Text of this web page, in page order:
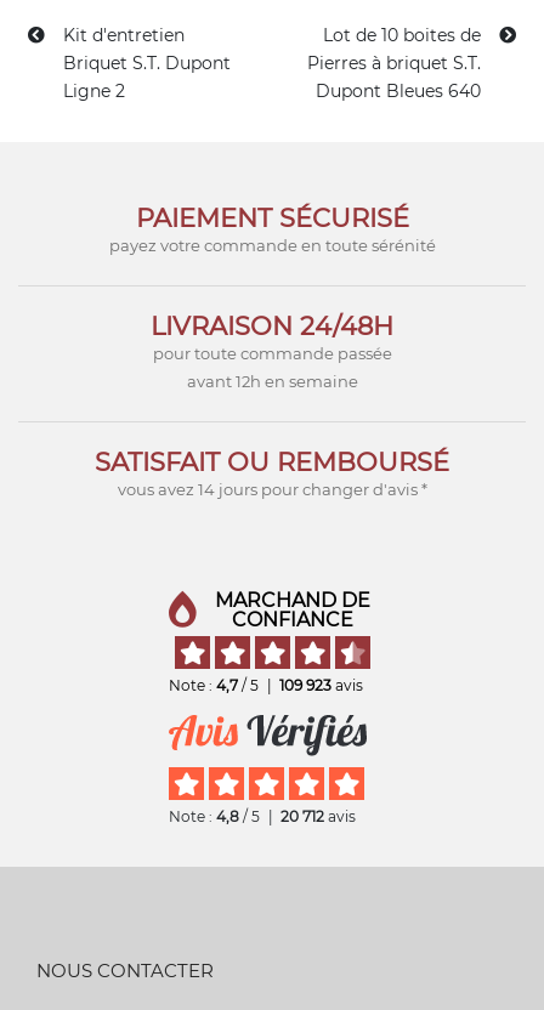
Kit d'entretien
Briquet S.T. Dupont
Ligne 2
Lot de 10 boites de
Pierres à briquet S.T.
Dupont Bleues 640
PAIEMENT SÉCURISÉ
payez votre commande en toute sérénité
LIVRAISON 24/48H
pour toute commande passée
avant 12h en semaine
SATISFAIT OU REMBOURSÉ
vous avez 14 jours pour changer d'avis *
MARCHAND DE
CONFIANCE
Note : 4,7 / 5 109 923 avis
Note : 4,8 / 5 20 712 avis
NOUS CONTACTER